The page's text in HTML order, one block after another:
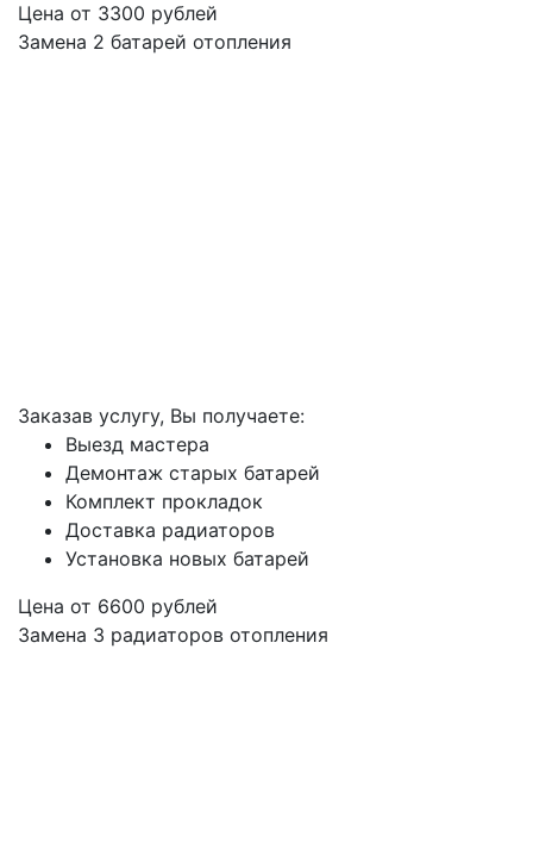
Цена от 3300 рублей
Замена 2 батарей отопления
Заказав услугу, Вы получаете:
Выезд мастера
Демонтаж старых батарей
Комплект прокладок
Доставка радиаторов
Установка новых батарей
Цена от 6600 рублей
Замена 3 радиаторов отопления